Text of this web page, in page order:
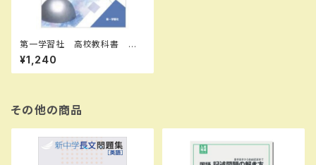
第一学習社 高校教科書 新
編数学 III ［教番：数 III 715］
新品 ISBN：004001845
ISBN-10：B0D9BYBVNH S
¥1,240
その他の商品